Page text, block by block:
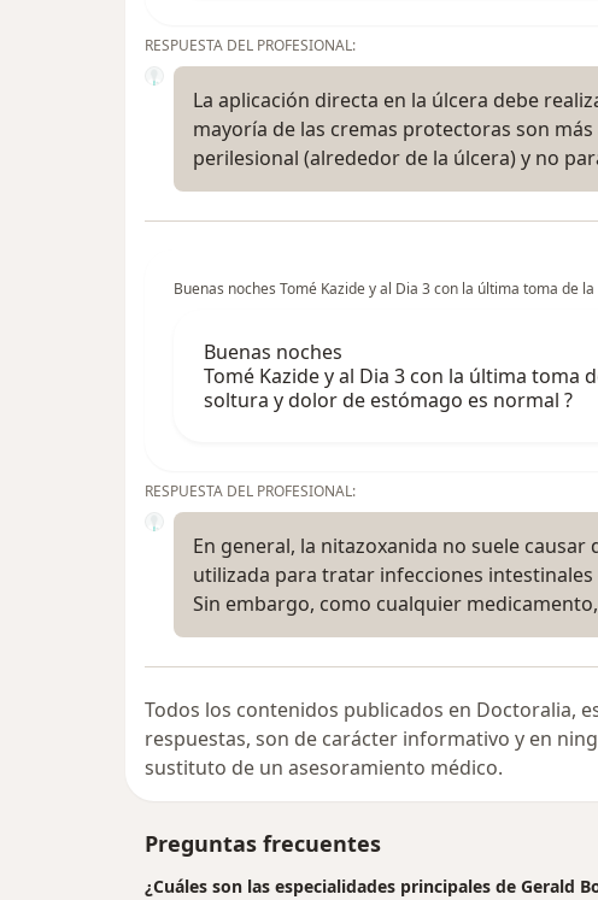
RESPUESTA DEL PROFESIONAL:
La aplicación directa en la úlcera debe
mayoría de las cremas protectoras son
perilesional (alrededor de la úlcera) y no
Buenas noches Tomé Kazide y al Dia 3 con la última toma de
Buenas noches
Tomé Kazide y al Dia 3 con la última toma
soltura y dolor de estómago es normal ?
RESPUESTA DEL PROFESIONAL:
En general, la nitazoxanida no suele causar
utilizada para tratar infecciones
Sin embargo, como cualquier
Todos los contenidos publicados en Doctoralia,
respuestas, son de carácter informativo y en
sustituto de un asesoramiento médico.
Preguntas frecuentes
¿Cuáles son las especialidades principales de Gerald